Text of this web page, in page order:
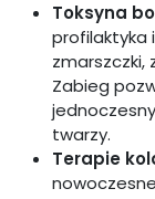
Toksyna
profilaktyka
zmarszczki,
Zabieg
twarzy.
Terapie